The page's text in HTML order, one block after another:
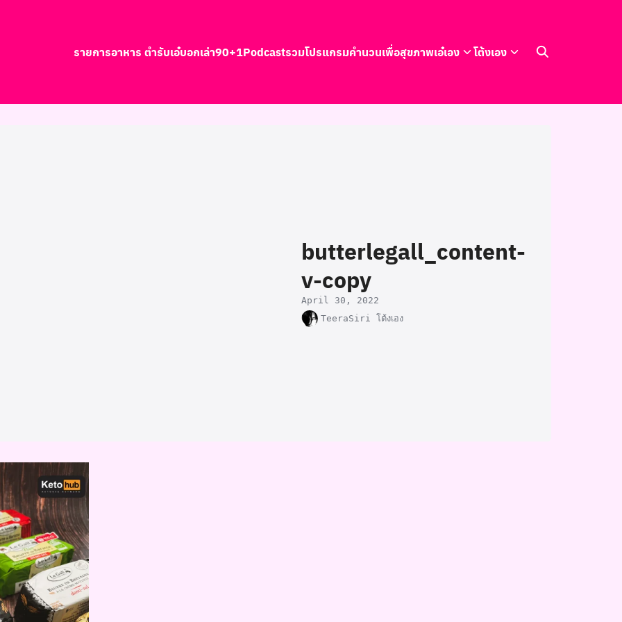
รายการอาหาร ตำรับเอ๋บอกเล่า90+1Podcastรวมโปรแกรมคำนวนเพื่อสุขภาพเอ๋เอง โต้งเอง
butterlegall_content-
v-copy
April 30, 2022
TeeraSiri โต้งเอง